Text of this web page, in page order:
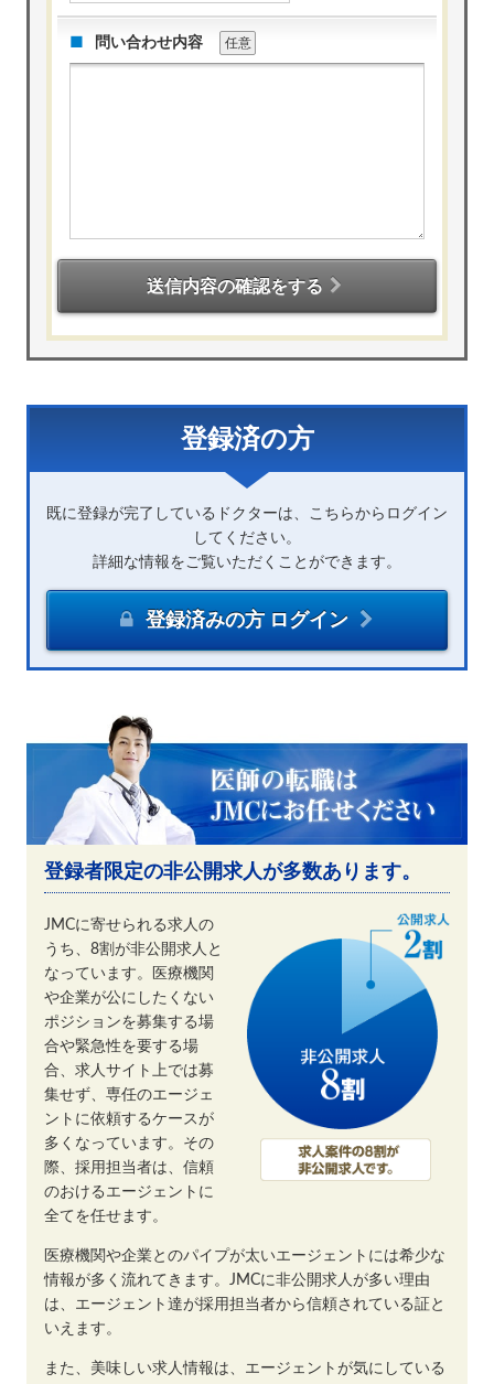
問い合わせ内容 任意
送信内容の確認をする
登録済の方
既に登録が完了しているドクターは、こちらからログイン
してください。
詳細な情報をご覧いただくことができます。
登録済みの方 ログイン
登録者限定の非公開求人が多数あります。
JMCに寄せられる求人の
うち、8割が非公開求人と
なっています。医療機関
や企業が公にしたくない
ポジションを募集する場
合や緊急性を要する場
合、求人サイト上では募
集せず、専任のエージェ
ントに依頼するケースが
多くなっています。その
際、採用担当者は、信頼
のおけるエージェントに
全てを任せます。
医療機関や企業とのパイプが太いエージェントには希少な
情報が多く流れてきます。JMCに非公開求人が多い理由
は、エージェント達が採用担当者から信頼されている証と
いえます。
また、美味しい求人情報は、エージェントが気にしている